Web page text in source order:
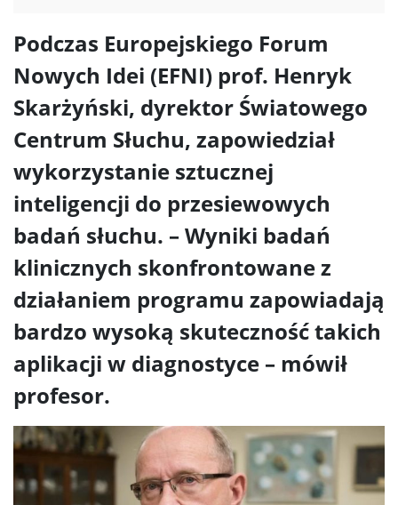
Podczas Europejskiego Forum
Nowych Idei (EFNI) prof. Henryk
Skarżyński, dyrektor Światowego
Centrum Słuchu, zapowiedział
wykorzystanie sztucznej
inteligencji do przesiewowych
badań słuchu. – Wyniki badań
klinicznych skonfrontowane z
działaniem programu zapowiadają
bardzo wysoką skuteczność takich
aplikacji w diagnostyce – mówił
profesor.